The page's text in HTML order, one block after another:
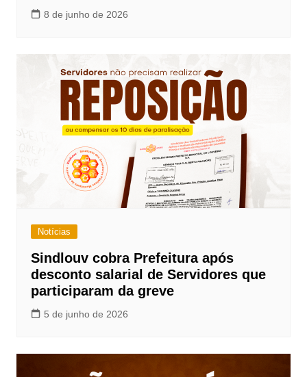
8 de junho de 2026
Notícias
Sindlouv cobra Prefeitura após
desconto salarial de Servidores que
participaram da greve
5 de junho de 2026